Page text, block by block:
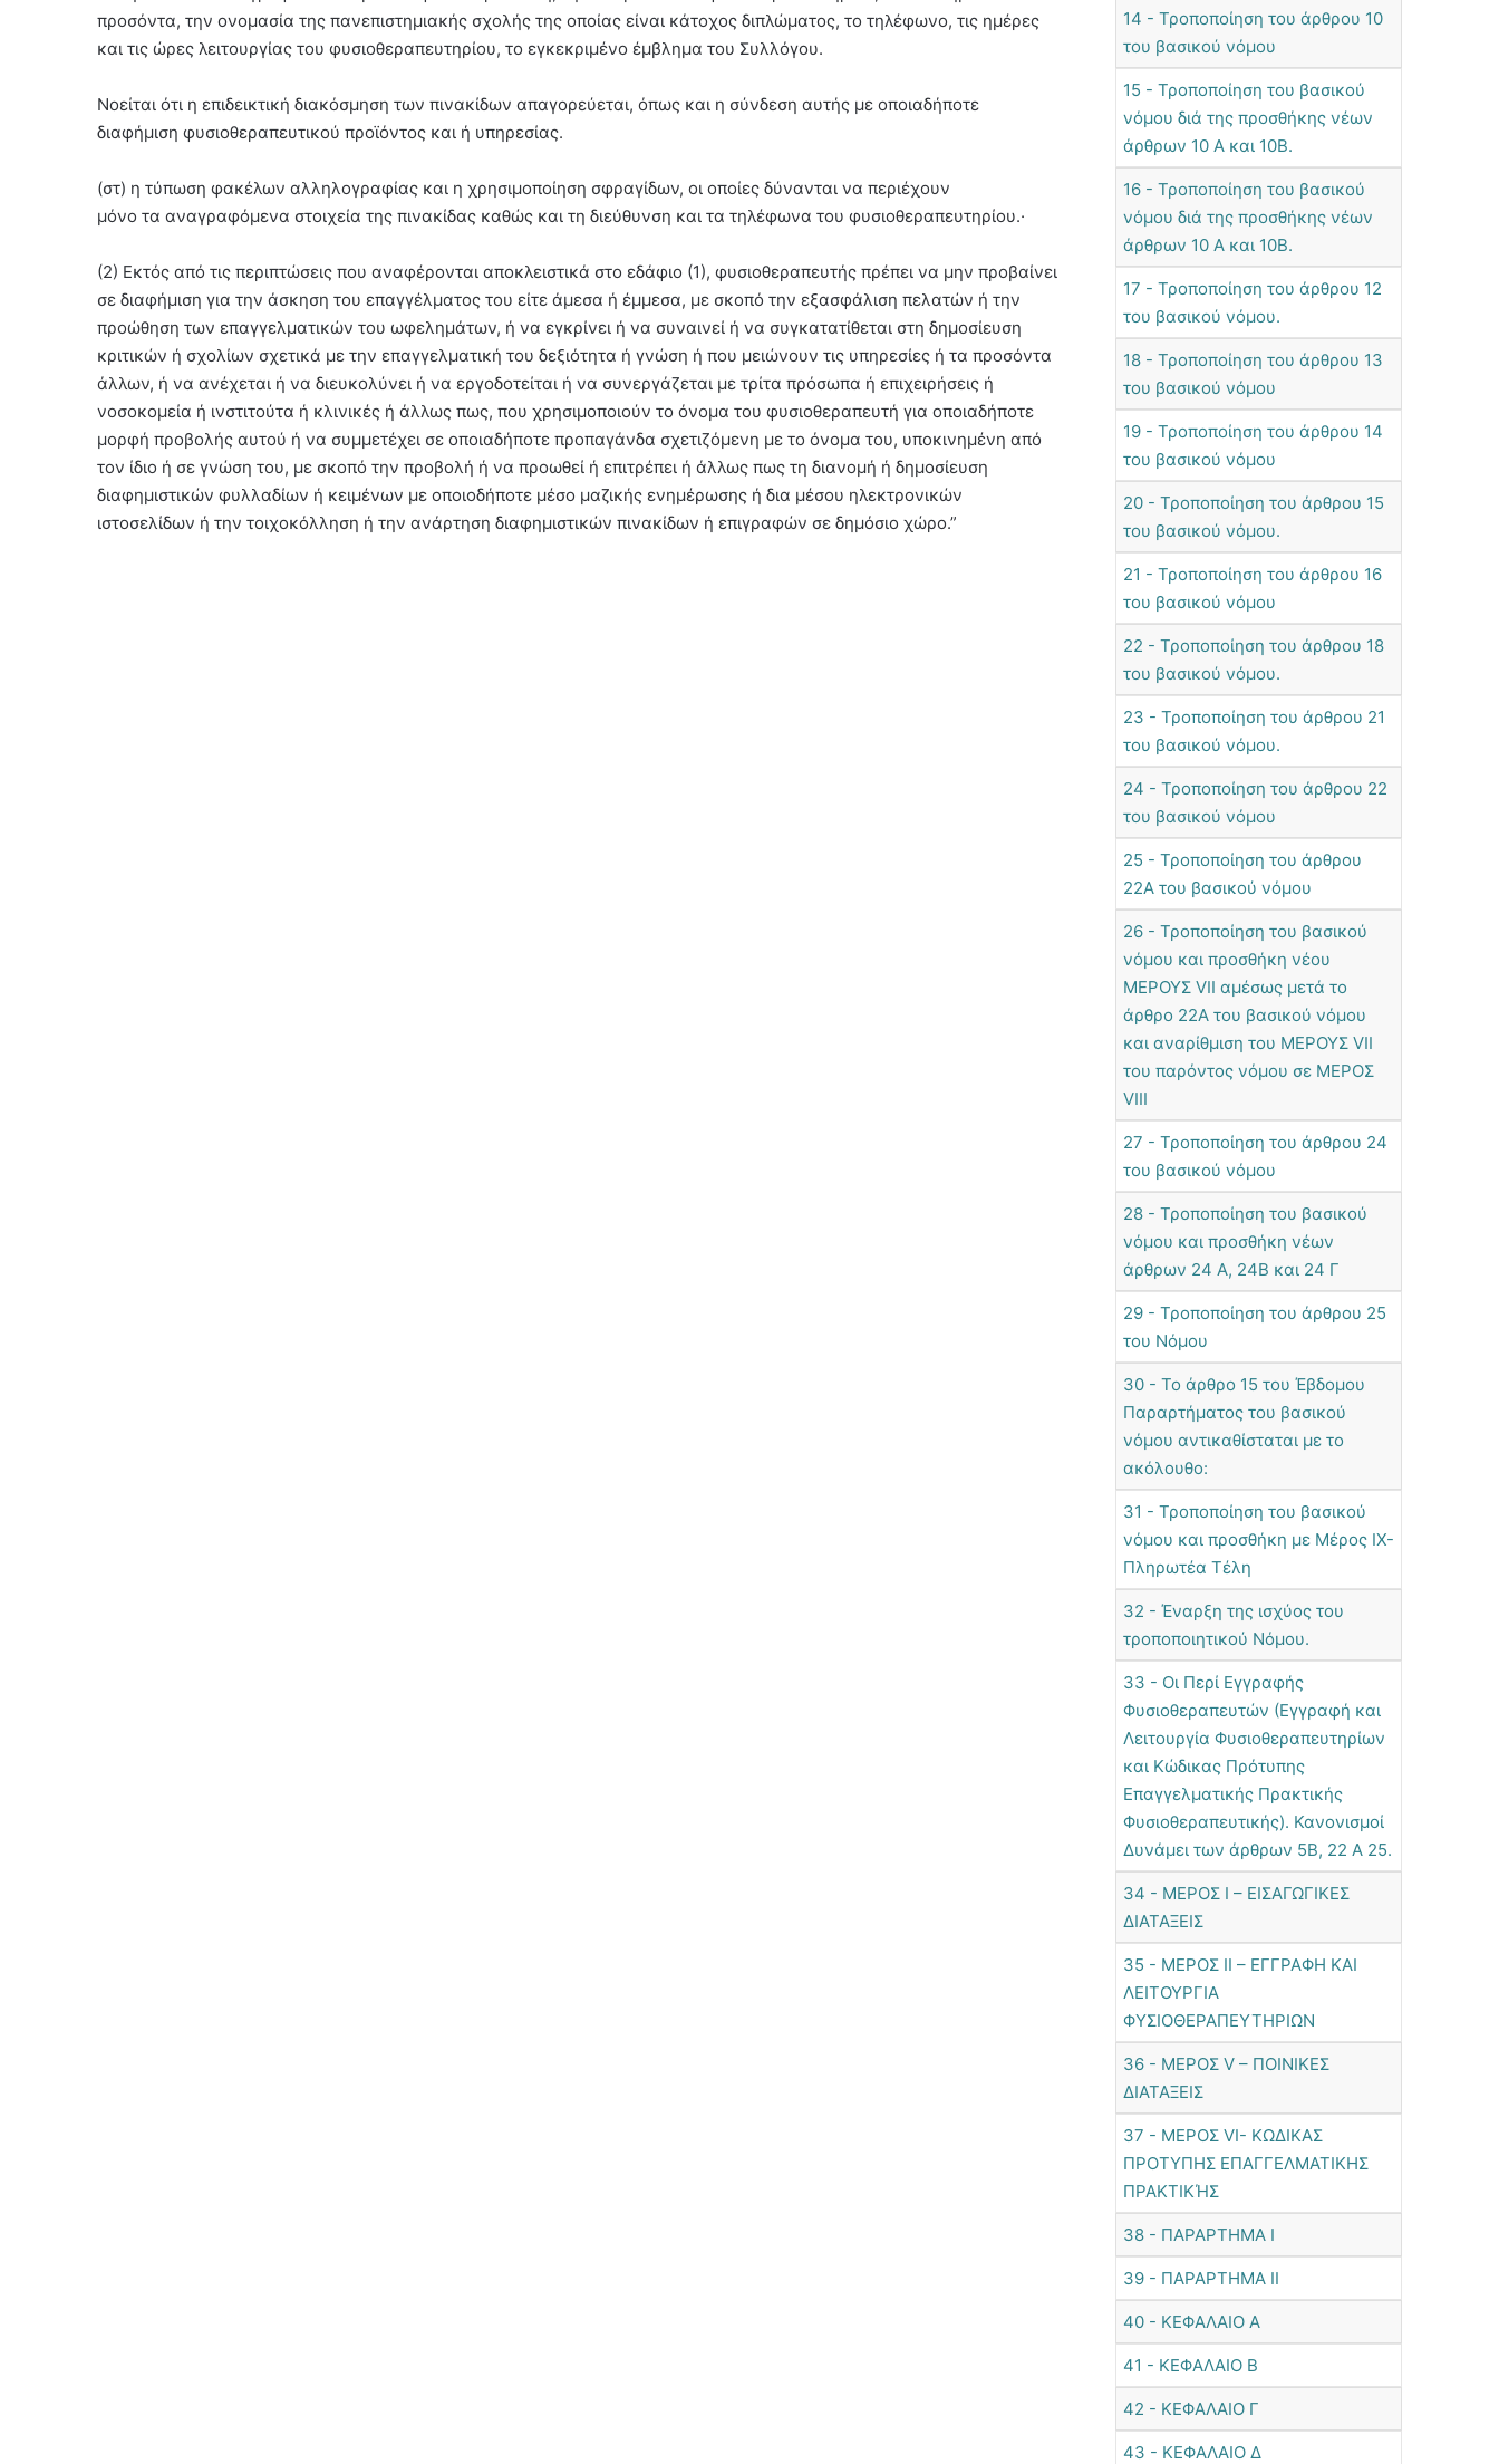
προσόντα, την ονομασία της πανεπιστημιακής σχολής της οποίας είναι κάτοχος διπλώματος, το τηλέφωνο, τις ημέρες
και τις ώρες λειτουργίας του φυσιοθεραπευτηρίου, το εγκεκριμένο έμβλημα του Συλλόγου.
Νοείται ότι η επιδεικτική διακόσμηση των πινακίδων απαγορεύεται, όπως και η σύνδεση αυτής με οποιαδήποτε
διαφήμιση φυσιοθεραπευτικού προϊόντος και ή υπηρεσίας.
(στ) η τύπωση φακέλων αλληλογραφίας και η χρησιμοποίηση σφραγίδων, οι οποίες δύνανται να περιέχουν
μόνο τα αναγραφόμενα στοιχεία της πινακίδας καθώς και τη διεύθυνση και τα τηλέφωνα του φυσιοθεραπευτηρίου.·
(2) Εκτός από τις περιπτώσεις που αναφέρονται αποκλειστικά στο εδάφιο (1), φυσιοθεραπευτής πρέπει να μην προβαίνει
σε διαφήμιση για την άσκηση του επαγγέλματος του είτε άμεσα ή έμμεσα, με σκοπό την εξασφάλιση πελατών ή την
προώθηση των επαγγελματικών του ωφελημάτων, ή να εγκρίνει ή να συναινεί ή να συγκατατίθεται στη δημοσίευση
κριτικών ή σχολίων σχετικά με την επαγγελματική του δεξιότητα ή γνώση ή που μειώνουν τις υπηρεσίες ή τα προσόντα
άλλων, ή να ανέχεται ή να διευκολύνει ή να εργοδοτείται ή να συνεργάζεται με τρίτα πρόσωπα ή επιχειρήσεις ή
νοσοκομεία ή ινστιτούτα ή κλινικές ή άλλως πως, που χρησιμοποιούν το όνομα του φυσιοθεραπευτή για οποιαδήποτε
μορφή προβολής αυτού ή να συμμετέχει σε οποιαδήποτε προπαγάνδα σχετιζόμενη με το όνομα του, υποκινημένη από
τον ίδιο ή σε γνώση του, με σκοπό την προβολή ή να προωθεί ή επιτρέπει ή άλλως πως τη διανομή ή δημοσίευση
διαφημιστικών φυλλαδίων ή κειμένων με οποιοδήποτε μέσο μαζικής ενημέρωσης ή δια μέσου ηλεκτρονικών
ιστοσελίδων ή την τοιχοκόλληση ή την ανάρτηση διαφημιστικών πινακίδων ή επιγραφών σε δημόσιο χώρο.”
14 - Τροποποίηση του άρθρου 10
του βασικού νόμου
15 - Τροποποίηση του βασικού
νόμου διά της προσθήκης νέων
άρθρων 10 Α και 10Β.
16 - Τροποποίηση του βασικού
νόμου διά της προσθήκης νέων
άρθρων 10 Α και 10Β.
17 - Τροποποίηση του άρθρου 12
του βασικού νόμου.
18 - Τροποποίηση του άρθρου 13
του βασικού νόμου
19 - Τροποποίηση του άρθρου 14
του βασικού νόμου
20 - Τροποποίηση του άρθρου 15
του βασικού νόμου.
21 - Τροποποίηση του άρθρου 16
του βασικού νόμου
22 - Τροποποίηση του άρθρου 18
του βασικού νόμου.
23 - Τροποποίηση του άρθρου 21
του βασικού νόμου.
24 - Τροποποίηση του άρθρου 22
του βασικού νόμου
25 - Τροποποίηση του άρθρου
22Α του βασικού νόμου
26 - Τροποποίηση του βασικού
νόμου και προσθήκη νέου
ΜΕΡΟΥΣ VII αμέσως μετά το
άρθρο 22Α του βασικού νόμου
και αναρίθμιση του ΜΕΡΟΥΣ VII
του παρόντος νόμου σε ΜΕΡΟΣ
VIII
27 - Τροποποίηση του άρθρου 24
του βασικού νόμου
28 - Τροποποίηση του βασικού
νόμου και προσθήκη νέων
άρθρων 24 Α, 24Β και 24 Γ
29 - Τροποποίηση του άρθρου 25
του Νόμου
30 - Το άρθρο 15 του Έβδομου
Παραρτήματος του βασικού
νόμου αντικαθίσταται με το
ακόλουθο:
31 - Τροποποίηση του βασικού
νόμου και προσθήκη με Μέρος IX-
Πληρωτέα Τέλη
32 - Έναρξη της ισχύος του
τροποποιητικού Νόμου.
33 - Οι Περί Εγγραφής
Φυσιοθεραπευτών (Εγγραφή και
Λειτουργία Φυσιοθεραπευτηρίων
και Κώδικας Πρότυπης
Επαγγελματικής Πρακτικής
Φυσιοθεραπευτικής). Κανονισμοί
Δυνάμει των άρθρων 5Β, 22 Α 25.
34 - ΜΕΡΟΣ Ι – ΕΙΣΑΓΩΓΙΚΕΣ
ΔΙΑΤΑΞΕΙΣ
35 - ΜΕΡΟΣ ΙΙ – ΕΓΓΡΑΦΗ ΚΑΙ
ΛΕΙΤΟΥΡΓΙΑ
ΦΥΣΙΟΘΕΡΑΠΕΥΤΗΡΙΩΝ
36 - ΜΕΡΟΣ V – ΠΟΙΝΙΚΕΣ
ΔΙΑΤΑΞΕΙΣ
37 - ΜΕΡΟΣ VI- ΚΩΔΙΚΑΣ
ΠΡΟΤΥΠΗΣ ΕΠΑΓΓΕΛΜΑΤΙΚΗΣ
ΠΡΑΚΤΙΚΉΣ
38 - ΠΑΡΑΡΤΗΜΑ Ι
39 - ΠΑΡΑΡΤΗΜΑ ΙΙ
40 - ΚΕΦΑΛΑΙΟ Α
41 - ΚΕΦΑΛΑΙΟ Β
42 - ΚΕΦΑΛΑΙΟ Γ
43 - ΚΕΦΑΛΑΙΟ Δ